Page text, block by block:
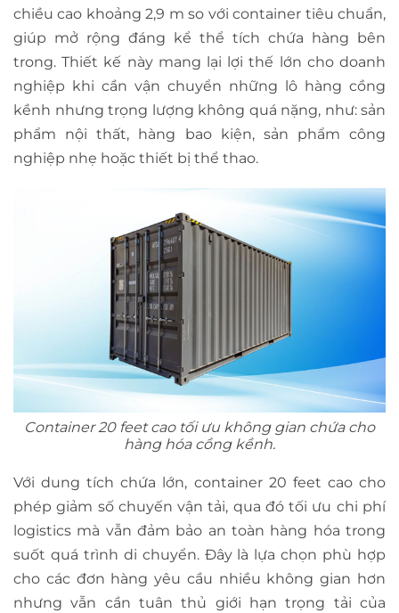
chiều cao khoảng 2,9 m so với container tiêu chuẩn,
giúp mở rộng đáng kể thể tích chứa hàng bên
trong. Thiết kế này mang lại lợi thế lớn cho doanh
nghiệp khi cần vận chuyển những lô hàng cồng
kềnh nhưng trọng lượng không quá nặng, như: sản
phẩm nội thất, hàng bao kiện, sản phẩm công
nghiệp nhẹ hoặc thiết bị thể thao.
Container 20 feet cao tối ưu không gian chứa cho
hàng hóa cồng kềnh.
Với dung tích chứa lớn, container 20 feet cao cho
phép giảm số chuyến vận tải, qua đó tối ưu chi phí
logistics mà vẫn đảm bảo an toàn hàng hóa trong
suốt quá trình di chuyển. Đây là lựa chọn phù hợp
cho các đơn hàng yêu cầu nhiều không gian hơn
nhưng vẫn cần tuân thủ giới hạn trọng tải của